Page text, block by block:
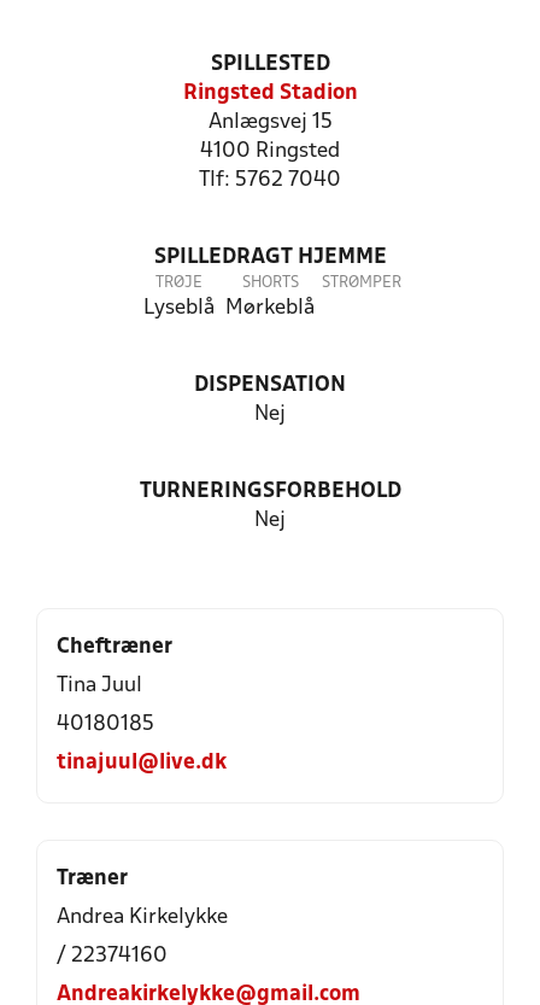
SPILLESTED
Ringsted Stadion
Anlægsvej 15
4100 Ringsted
Tlf: 5762 7040
SPILLEDRAGT HJEMME
TRØJE
Lyseblå
SHORTS
Mørkeblå
STRØMPER
DISPENSATION
Nej
TURNERINGSFORBEHOLD
Nej
Cheftræner
Tina Juul
40180185
tinajuul@live.dk
Træner
Andrea Kirkelykke
/ 22374160
Andreakirkelykke@gmail.com